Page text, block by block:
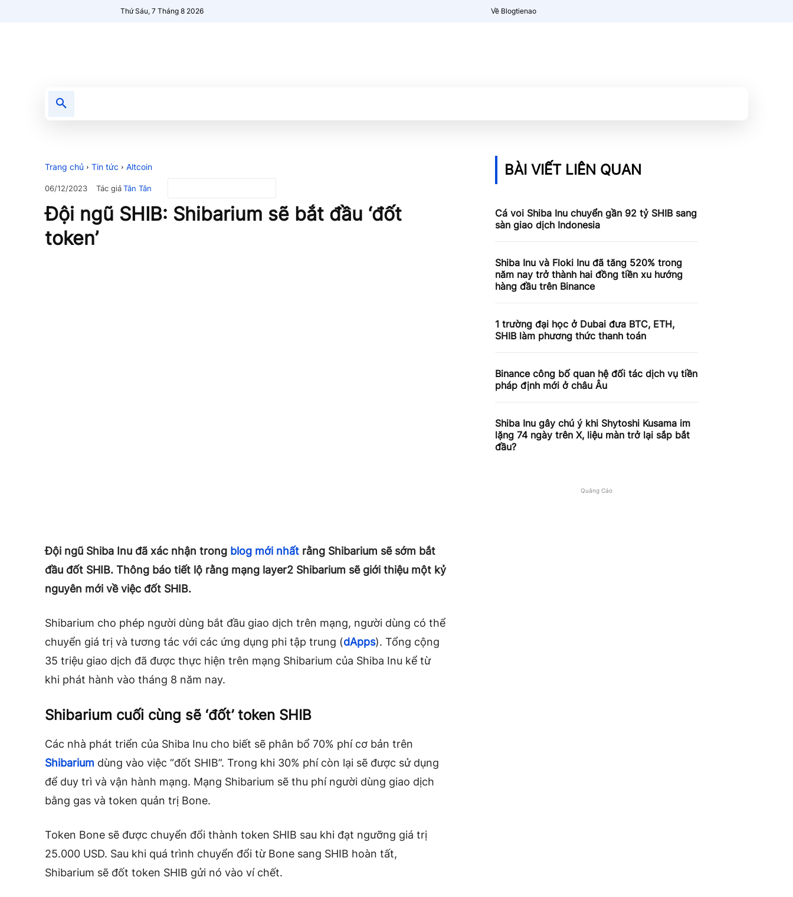
Thứ Sáu, 7 Tháng 8 2026 Về Blogtienao
Trang chủ Tin tức Altcoin
06/12/2023 Tác giảTân Tân
Đội ngũ SHIB: Shibarium sẽ bắt đầu ‘đốt
token’
Đội ngũ Shiba Inu đã xác nhận trong blog mới nhất rằng Shibarium sẽ sớm bắt
đầu đốt SHIB. Thông báo tiết lộ rằng mạng layer2 Shibarium sẽ giới thiệu một kỷ
nguyên mới về việc đốt SHIB.
Shibarium cho phép người dùng bắt đầu giao dịch trên mạng, người dùng có thể
chuyển giá trị và tương tác với các ứng dụng phi tập trung (dApps). Tổng cộng
35 triệu giao dịch đã được thực hiện trên mạng Shibarium của Shiba Inu kể từ
khi phát hành vào tháng 8 năm nay.
Shibarium cuối cùng sẽ ‘đốt’ token SHIB
Các nhà phát triển của Shiba Inu cho biết sẽ phân bổ 70% phí cơ bản trên
Shibarium dùng vào việc “đốt SHIB”. Trong khi 30% phí còn lại sẽ được sử dụng
để duy trì và vận hành mạng. Mạng Shibarium sẽ thu phí người dùng giao dịch
bằng gas và token quản trị Bone.
Token Bone sẽ được chuyển đổi thành token SHIB sau khi đạt ngưỡng giá trị
25.000 USD. Sau khi quá trình chuyển đổi từ Bone sang SHIB hoàn tất,
Shibarium sẽ đốt token SHIB gửi nó vào ví chết.
BÀI VIẾT LIÊN QUAN
Cá voi Shiba Inu chuyển gần 92 tỷ SHIB sang
sàn giao dịch Indonesia
Shiba Inu và Floki Inu đã tăng 520% ​​trong
năm nay trở thành hai đồng tiền xu hướng
hàng đầu trên Binance
1 trường đại học ở Dubai đưa BTC, ETH,
SHIB làm phương thức thanh toán
Binance công bố quan hệ đối tác dịch vụ tiền
pháp định mới ở châu Âu
Shiba Inu gây chú ý khi Shytoshi Kusama im
lặng 74 ngày trên X, liệu màn trở lại sắp bắt
đầu?
Quảng Cáo